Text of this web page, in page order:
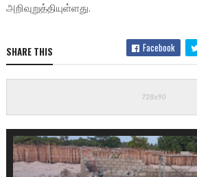
அறிவுறுத்தியுள்ளது.
SHARE THIS Facebook